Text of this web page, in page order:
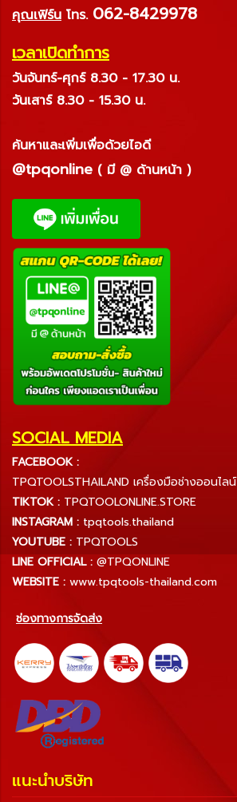
คุณเฟิร์น โทร. 062-8429978
เวลาเปิดทำการ
วันจันทร์-ศุกร์ 8.30 - 17.30 น.
วันเสาร์ 8.30 - 15.30 น.
ค้นหาและเพิ่มเพื่อด้วยไอดี
@tpqonline ( มี @ ด้านหน้า )
SOCIAL MEDIA
FACEBOOK :
TPQTOOLSTHAILAND เครื่องมือช่างออนไลน์
TIKTOK : TPQTOOLONLINE.STORE
INSTAGRAM : tpqtools.thailand
YOUTUBE : TPQTOOLS
LINE OFFICIAL : @TPQONLINE
WEBSITE : www.tpqtools-thailand.com
ช่องทางการจัดส่ง
แนะนำบริษัท